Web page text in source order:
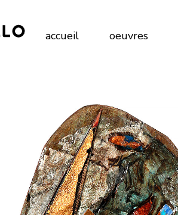
accueil oeuvres
Peinture sur Bois
Peinture sur Toile